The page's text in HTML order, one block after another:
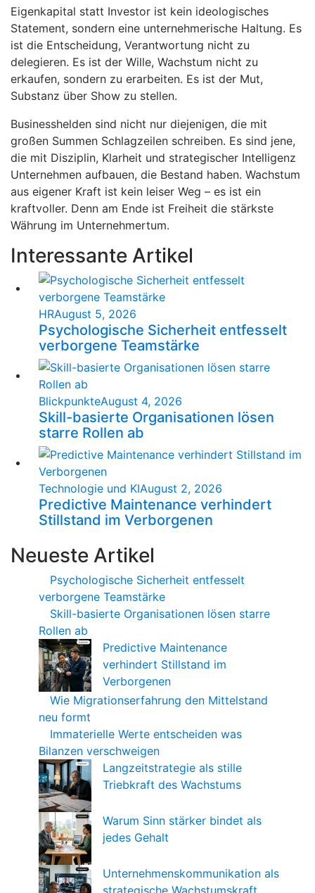
Eigenkapital statt Investor ist kein ideologisches
Statement, sondern eine unternehmerische Haltung. Es
ist die Entscheidung, Verantwortung nicht zu
delegieren. Es ist der Wille, Wachstum nicht zu
erkaufen, sondern zu erarbeiten. Es ist der Mut,
Substanz über Show zu stellen.
Businesshelden sind nicht nur diejenigen, die mit
großen Summen Schlagzeilen schreiben. Es sind jene,
die mit Disziplin, Klarheit und strategischer Intelligenz
Unternehmen aufbauen, die Bestand haben. Wachstum
aus eigener Kraft ist kein leiser Weg – es ist ein
kraftvoller. Denn am Ende ist Freiheit die stärkste
Währung im Unternehmertum.
Interessante Artikel
HRAugust 5, 2026
Psychologische Sicherheit entfesselt
verborgene Teamstärke
BlickpunkteAugust 4, 2026
Skill-basierte Organisationen lösen
starre Rollen ab
Technologie und KIAugust 2, 2026
Predictive Maintenance verhindert
Stillstand im Verborgenen
Neueste Artikel
Psychologische Sicherheit entfesselt
verborgene Teamstärke
Skill-basierte Organisationen lösen starre
Rollen ab
Predictive Maintenance
verhindert Stillstand im
Verborgenen
Wie Migrationserfahrung den Mittelstand
neu formt
Immaterielle Werte entscheiden was
Bilanzen verschweigen
Langzeitstrategie als stille
Triebkraft des Wachstums
Warum Sinn stärker bindet als
jedes Gehalt
Unternehmenskommunikation als